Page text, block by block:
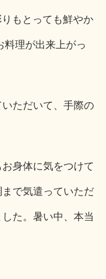
もとっても鮮やか
料理が出来上がっ
ただいて、手際の
身体に気をつけて
で気遣っていただ
た。暑い中、本当